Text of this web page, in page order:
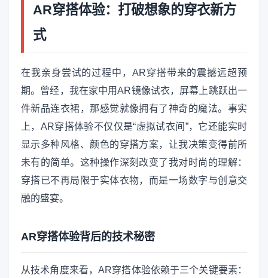
AR穿搭体验：打破想象的穿衣新方
式
在我亲身尝试的过程中，AR穿搭带来的震撼远超预
期。曾经，我在家中用AR镜像试衣，屏幕上跳跃出一
件新品连衣裙，那感觉就像拥有了神奇的魔法。事实
上，AR穿搭体验不仅仅是“虚拟试衣间”，它还能实时
显示多种风格、颜色的穿搭方案，让我决策变得前所
未有的简单。这种操作深刻改变了我对时尚的理解：
穿搭已不再局限于实体衣物，而是一场数字与创意交
融的盛宴。
AR穿搭体验背后的技术秘密
从技术角度来看，AR穿搭体验依赖于三个关键要素：